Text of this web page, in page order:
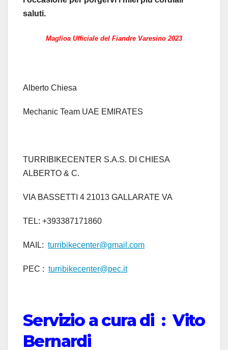
saluti.
Maglioa Ufficiale del Fiandre Varesino 2023
Alberto Chiesa
Mechanic Team UAE EMIRATES
TURRIBIKECENTER S.A.S. DI CHIESA
ALBERTO & C.
VIA BASSETTI 4 21013 GALLARATE VA
TEL: +393387171860
MAIL: turribikecenter@gmail.com
PEC : turribikecenter@pec.it
Servizio a cura di : Vito
Bernardi